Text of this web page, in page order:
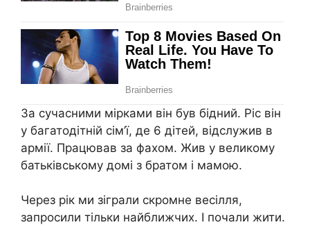
За сучасними мірками він був бідний. Ріс він
у багатодітній сім’ї, де 6 дітей, відслужив в
аpмії. Працював за фахом. Жив у великому
батьківському домі з братом і мамою.
Через рік ми зіграли скромне весілля,
запросили тільки найближчих. І почали жити.